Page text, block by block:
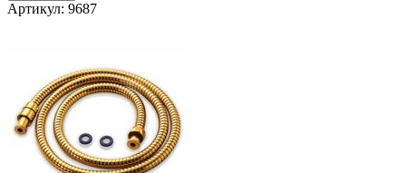
Артикул: 9687